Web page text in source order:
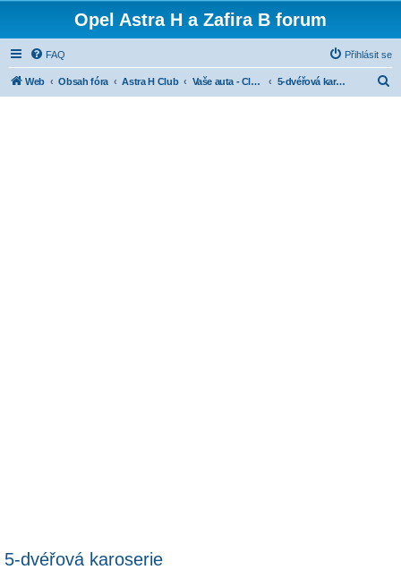
Opel Astra H a Zafira B forum
FAQ Přihlásit se
Web Obsah fóra Astra H Club Vaše auta - Club cars 5-dvéřová karoserie
5-dvéřová karoserie